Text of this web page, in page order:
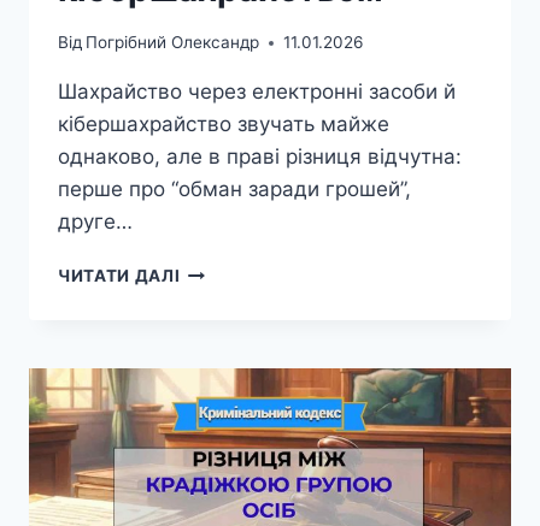
Від Погрібний Олександр 11.01.2026
Шахрайство через електронні засоби й
кібершахрайство звучать майже
однаково, але в праві різниця відчутна:
перше про “обман заради грошей”,
друге…
ЧИТАТИ ДАЛІ РІЗНИЦЯ
ВИКОРИСТАННЯМ
ЕЛЕКТРОННИХ
ЗАСОБІВ
ТА
КІБЕРШАХРАЙСТВОМ